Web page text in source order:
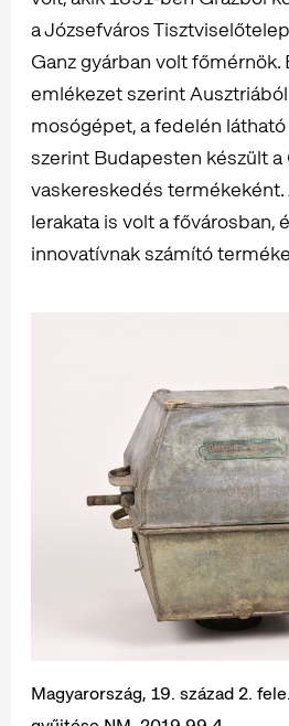
a Józsefváros
Ganz gyárban volt főmérnök.
emlékezet szerint
mosógépet, a fedelén
szerint Budapesten készült a
vaskereskedés
lerakata is volt a fővárosban,
innovatívnak számító
Magyarország, 19. század 2.